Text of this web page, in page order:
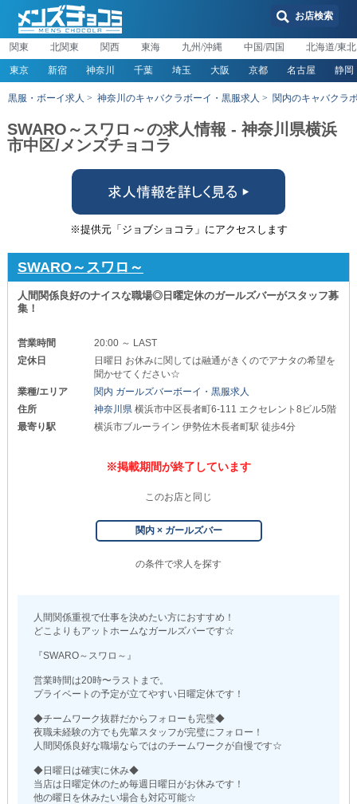
お店検索
関東 北関東 関西 東海 九州/沖縄 中国/四国 北海道/東北
東京 新宿 神奈川 千葉 埼玉 大阪 京都 名古屋 静岡
黒服・ボーイ求人 神奈川のキャバクラボーイ・黒服求人 関内のキャバクラ
SWARO～スワロ～の求人情報 - 神奈川県横浜
市中区/メンズチョコラ
※提供元「ジョブショコラ」にアクセスします
SWARO～スワロ～
人間関係良好のナイスな職場◎日曜定休のガールズバーがスタッフ募
集！
営業時間
20:00 ～ LAST
定休日
日曜日 お休みに関しては融通がきくのでアナタの希望を
聞かせてください☆
業種/エリア
関内 ガールズバーボーイ・黒服求人
住所
神奈川県横浜市中区長者町6-111 エクセレント8ビル5階
最寄り駅
横浜市ブルーライン 伊勢佐木長者町駅 徒歩4分
※掲載期間が終了しています
このお店と同じ
関内 × ガールズバー
の条件で求人を探す
人間関係重視で仕事を決めたい方におすすめ！
どこよりもアットホームなガールズバーです☆
『SWARO～スワロ～』
営業時間は20時〜ラストまで。
プライベートの予定が立てやすい日曜定休です！
◆チームワーク抜群だからフォローも完璧◆
夜職未経験の方でも先輩スタッフが完璧にフォロー！
人間関係良好な職場ならではのチームワークが自慢です☆
◆日曜日は確実に休み◆
当店は日曜定休のため毎週日曜日がお休みです！
他の曜日を休みたい場合も対応可能☆